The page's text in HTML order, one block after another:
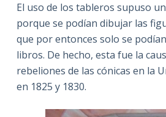
El uso de los tableros supuso
porque se podían dibujar las
que por entonces solo se
libros. De hecho, esta fue la
rebeliones de las cónicas en la
en 1825 y 1830.